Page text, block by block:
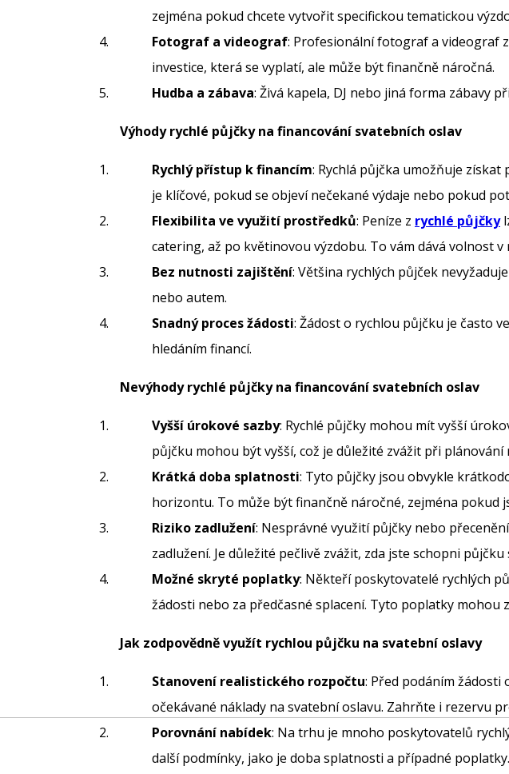
zejména pokud chcete vytvořit specifickou tematickou
Fotograf a videograf: Profesionální fotograf a videograf
investice, která se vyplatí, ale může být finančně náročná.
Hudba a zábava: Živá kapela, DJ nebo jiná forma zábavy
Výhody rychlé půjčky na financování svatebních oslav
Rychlý přístup k financím: Rychlá půjčka umožňuje
je klíčové, pokud se objeví nečekané výdaje nebo pokud
Flexibilita ve využití prostředků: Peníze z rychlé půjčky
catering, až po květinovou výzdobu. To vám dává volnost
Bez nutnosti zajištění: Většina rychlých půjček
nebo autem.
Snadný proces žádosti: Žádost o rychlou půjčku je často
hledáním financí.
Nevýhody rychlé půjčky na financování svatebních oslav
Vyšší úrokové sazby: Rychlé půjčky mohou mít vyšší
půjčku mohou být vyšší, což je důležité zvážit při plánování
Krátká doba splatnosti: Tyto půjčky jsou obvykle
horizontu. To může být finančně náročné, zejména pokud
Riziko zadlužení: Nesprávné využití půjčky nebo
zadlužení. Je důležité pečlivě zvážit, zda jste schopni
Možné skryté poplatky: Někteří poskytovatelé rychlých
žádosti nebo za předčasné splacení. Tyto poplatky mohou
Jak zodpovědně využít rychlou půjčku na svatební oslavy
Stanovení realistického rozpočtu: Před podáním
očekávané náklady na svatební oslavu. Zahrňte i rezervu
Porovnání nabídek: Na trhu je mnoho poskytovatelů
další podmínky, jako je doba splatnosti a případné poplatky.